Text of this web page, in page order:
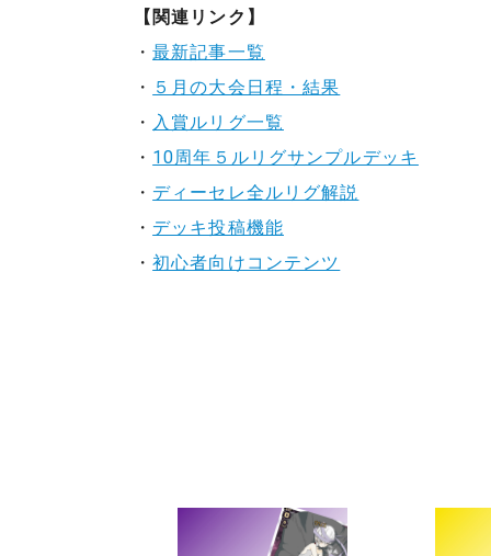
【関連リンク】
・最新記事一覧
・ ５月の大会日程・結果
・ 入賞ルリグ一覧
・ 10周年５ルリグサンプルデッキ
・ ディーセレ全ルリグ解説
・ デッキ投稿機能
・初心者向けコンテンツ